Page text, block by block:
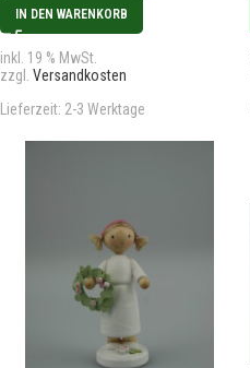
IN DEN WARENKORB
inkl. 19 % MwSt.
zzgl. Versandkosten
Lieferzeit: 2-3 Werktage